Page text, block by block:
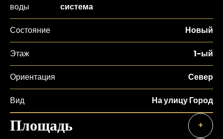
воды
система
Состояние Новый
Этаж 1-ый
Ориентация Север
Вид На улицу Город
Площадь +